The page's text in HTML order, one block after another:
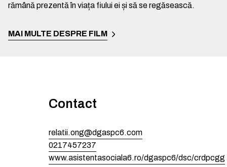
rămână prezentă în viața fiului ei și să se regăsească.
MAI MULTE DESPRE FILM
Contact
relatii.ong@dgaspc6.com
0217457237
www.asistentasociala6.ro/dgaspc6/dsc/crdpcgg